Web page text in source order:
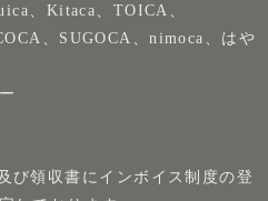
、Kitaca、TOICA、
、SUGOCA、nimoca、はや
び領収書にインボイス制度の登